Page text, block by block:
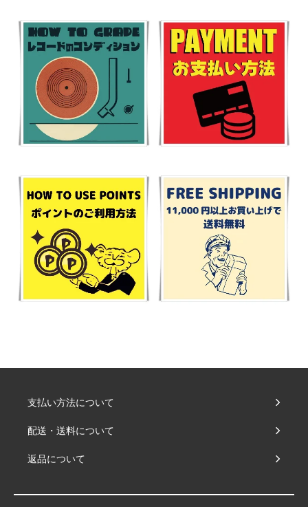
支払い方法について
配送・送料について
返品について